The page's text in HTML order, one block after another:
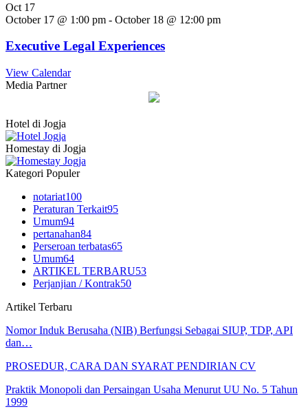
Oct 17
October 17 @ 1:00 pm - October 18 @ 12:00 pm
Executive Legal Experiences
View Calendar
Media Partner
Hotel di Jogja
Homestay di Jogja
Kategori Populer
notariat100
Peraturan Terkait95
Umum94
pertanahan84
Perseroan terbatas65
Umum64
ARTIKEL TERBARU53
Perjanjian / Kontrak50
Artikel Terbaru
Nomor Induk Berusaha (NIB) Berfungsi Sebagai SIUP, TDP, API
dan…
PROSEDUR, CARA DAN SYARAT PENDIRIAN CV
Praktik Monopoli dan Persaingan Usaha Menurut UU No. 5 Tahun
1999